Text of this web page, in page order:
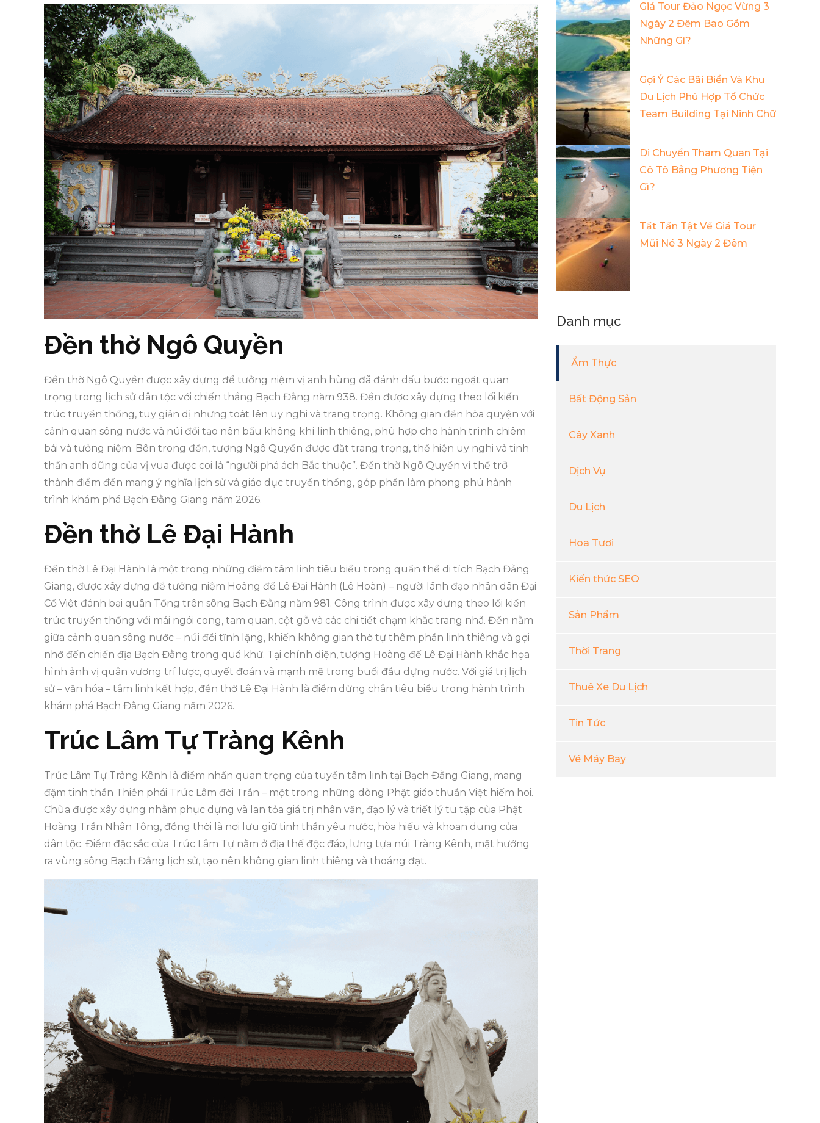
Đền thờ Ngô Quyền
Đền thờ Ngô Quyền được xây dựng để tưởng niệm vị anh hùng đã đánh dấu bước ngoặt quan
trọng trong lịch sử dân tộc với chiến thắng Bạch Đằng năm 938. Đền được xây dựng theo lối kiến
trúc truyền thống, tuy giản dị nhưng toát lên uy nghi và trang trọng. Không gian đền hòa quyện với
cảnh quan sông nước và núi đồi tạo nên bầu không khí linh thiêng, phù hợp cho hành trình chiêm
bái và tưởng niệm. Bên trong đền, tượng Ngô Quyền được đặt trang trọng, thể hiện uy nghi và tinh
thần anh dũng của vị vua được coi là “người phá ách Bắc thuộc”. Đền thờ Ngô Quyền vì thế trở
thành điểm đến mang ý nghĩa lịch sử và giáo dục truyền thống, góp phần làm phong phú hành
trình khám phá Bạch Đằng Giang năm 2026.
Đền thờ Lê Đại Hành
Đền thờ Lê Đại Hành là một trong những điểm tâm linh tiêu biểu trong quần thể di tích Bạch Đằng
Giang, được xây dựng để tưởng niệm Hoàng đế Lê Đại Hành (Lê Hoàn) – người lãnh đạo nhân dân Đại
Cồ Việt đánh bại quân Tống trên sông Bạch Đằng năm 981. Công trình được xây dựng theo lối kiến
trúc truyền thống với mái ngói cong, tam quan, cột gỗ và các chi tiết chạm khắc trang nhã. Đền nằm
giữa cảnh quan sông nước – núi đồi tĩnh lặng, khiến không gian thờ tự thêm phần linh thiêng và gợi
nhớ đến chiến địa Bạch Đằng trong quá khứ. Tại chính diện, tượng Hoàng đế Lê Đại Hành khắc họa
hình ảnh vị quân vương trí lược, quyết đoán và mạnh mẽ trong buổi đầu dựng nước. Với giá trị lịch
sử – văn hóa – tâm linh kết hợp, đền thờ Lê Đại Hành là điểm dừng chân tiêu biểu trong hành trình
khám phá Bạch Đằng Giang năm 2026.
Trúc Lâm Tự Tràng Kênh
Trúc Lâm Tự Tràng Kênh là điểm nhấn quan trọng của tuyến tâm linh tại Bạch Đằng Giang, mang
đậm tinh thần Thiền phái Trúc Lâm đời Trần – một trong những dòng Phật giáo thuần Việt hiếm hoi.
Chùa được xây dựng nhằm phục dựng và lan tỏa giá trị nhân văn, đạo lý và triết lý tu tập của Phật
Hoàng Trần Nhân Tông, đồng thời là nơi lưu giữ tinh thần yêu nước, hòa hiếu và khoan dung của
dân tộc. Điểm đặc sắc của Trúc Lâm Tự nằm ở địa thế độc đáo, lưng tựa núi Tràng Kênh, mặt hướng
ra vùng sông Bạch Đằng lịch sử, tạo nên không gian linh thiêng và thoáng đạt.
Giá Tour Đảo Ngọc Vừng 3
Ngày 2 Đêm Bao Gồm
Những Gì?
Gợi Ý Các Bãi Biển Và Khu
Du Lịch Phù Hợp Tổ Chức
Team Building Tại Ninh Chữ
Di Chuyển Tham Quan Tại
Cô Tô Bằng Phương Tiện
Gì?
Tất Tần Tật Về Giá Tour
Mũi Né 3 Ngày 2 Đêm
Danh mục
Ẩm Thực
Bất Động Sản
Cây Xanh
Dịch Vụ
Du Lịch
Hoa Tươi
Kiến thức SEO
Sản Phẩm
Thời Trang
Thuê Xe Du Lịch
Tin Tức
Vé Máy Bay